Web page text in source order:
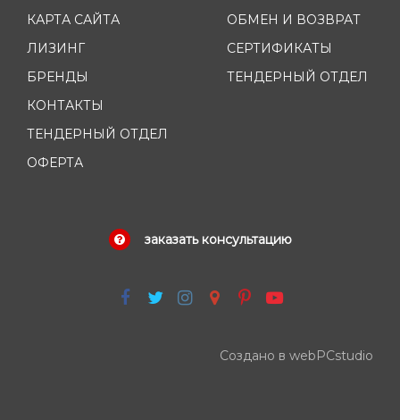
КАРТА САЙТА
ЛИЗИНГ
БРЕНДЫ
КОНТАКТЫ
ТЕНДЕРНЫЙ ОТДЕЛ
ОФЕРТА
ОБМЕН И ВОЗВРАТ
СЕРТИФИКАТЫ
ТЕНДЕРНЫЙ ОТДЕЛ
заказать консультацию
Создано в webPCstudio